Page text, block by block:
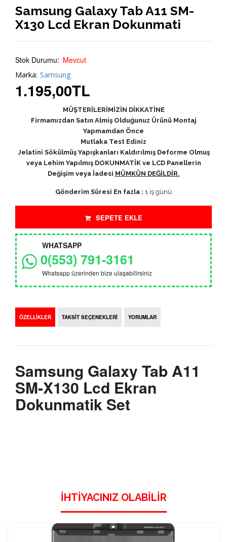
Samsung Galaxy Tab A11 SM-
X130 Lcd Ekran Dokunmati
Stok Durumu: Mevcut
Marka: Samsung
1.195,00TL
MÜŞTERİLERİMİZİN DİKKATİNE
Firmamızdan Satın Almiş Olduğunuz Ürünü Montaj
Yapmamdan Önce
Mutlaka Test Ediniz
Jelatini Sökülmüş Yapışkanları Kaldırılmış Deforme Olmuş
veya Lehim Yapılmış DOKUNMATİK ve LCD Panellerin
Değişim veya İadesi MÜMKÜN DEĞİLDİR.
Gönderim Süresi En fazla : 1 iş günü
SEPETE EKLE
WHATSAPP
0(553) 791-3161
Whatsapp üzerinden bize ulaşabilirsiniz
ÖZELLİKLER TAKSİT SEÇENEKLERİ YORUMLAR
Samsung Galaxy Tab A11
SM-X130 Lcd Ekran
Dokunmatik Set
İHTIYACINIZ OLABILIR